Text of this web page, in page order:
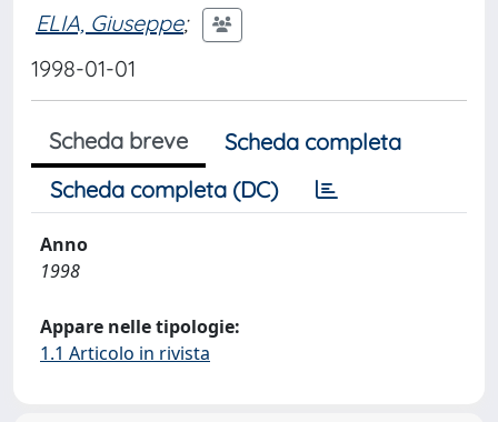
ELIA, Giuseppe;
1998-01-01
Scheda breve
Scheda completa
Scheda completa (DC)
Anno
1998
Appare nelle tipologie:
1.1 Articolo in rivista